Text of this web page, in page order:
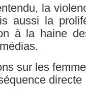
la
aussi la
à la haine
sur les
directe